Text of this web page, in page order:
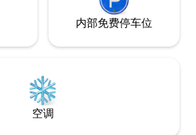
内部免费停车位
空调